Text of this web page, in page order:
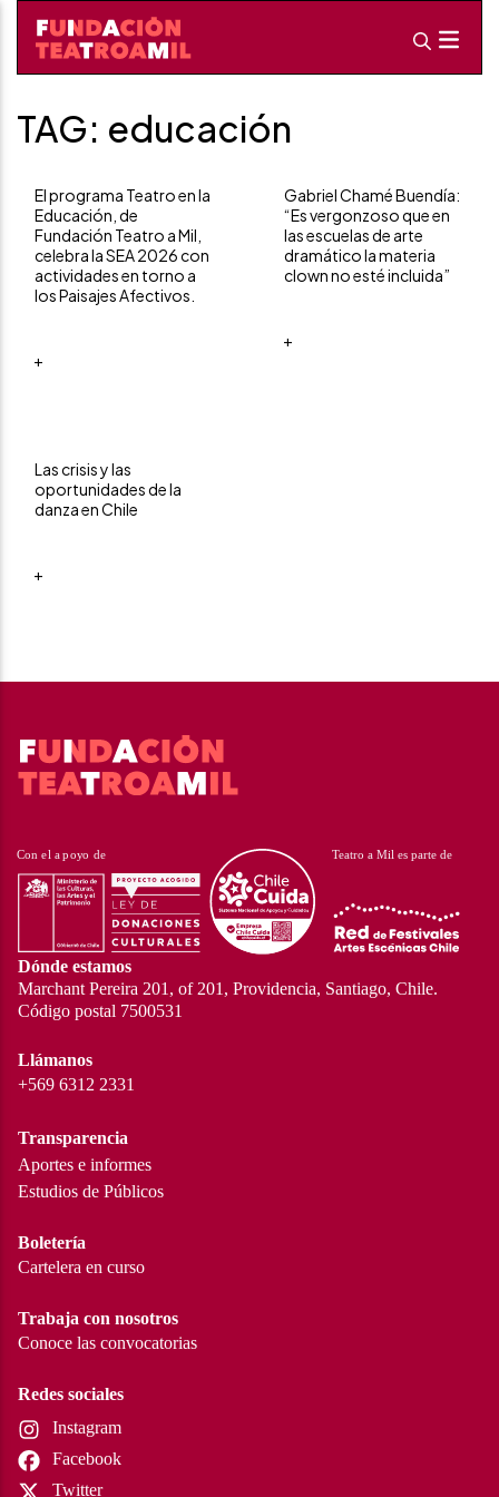
TAG: educación
El programa Teatro en la
Educación, de
Fundación Teatro a Mil,
celebra la SEA 2026 con
actividades en torno a
los Paisajes Afectivos.
+
Gabriel Chamé Buendía:
“Es vergonzoso que en
las escuelas de arte
dramático la materia
clown no esté incluida”
+
Las crisis y las
oportunidades de la
danza en Chile
+
Dónde estamos
Marchant Pereira 201, of 201, Providencia, Santiago, Chile.
Código postal 7500531
Llámanos
+569 6312 2331
Transparencia
Aportes e informes
Estudios de Públicos
Boletería
Cartelera en curso
Trabaja con nosotros
Conoce las convocatorias
Redes sociales
Instagram
Facebook
Twitter